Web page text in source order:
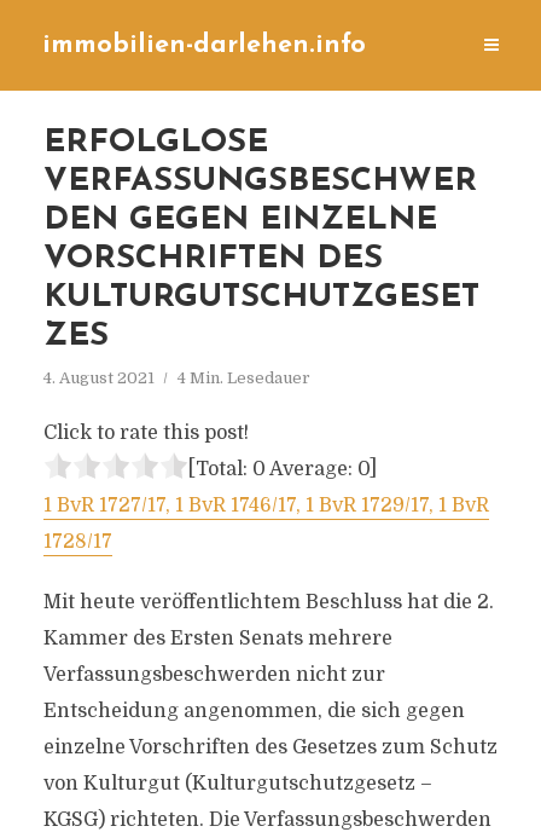
immobilien-darlehen.info
ERFOLGLOSE
VERFASSUNGSBESCHWER
DEN GEGEN EINZELNE
VORSCHRIFTEN DES
KULTURGUTSCHUTZGESET
ZES
4. August 2021 4 Min. Lesedauer
Click to rate this post!
[Total: 0 Average: 0]
1 BvR 1727/17, 1 BvR 1746/17, 1 BvR 1729/17, 1 BvR
1728/17
Mit heute veröffentlichtem Beschluss hat die 2.
Kammer des Ersten Senats mehrere
Verfassungsbeschwerden nicht zur
Entscheidung angenommen, die sich gegen
einzelne Vorschriften des Gesetzes zum Schutz
von Kulturgut (Kulturgutschutzgesetz –
KGSG) richteten. Die Verfassungsbeschwerden